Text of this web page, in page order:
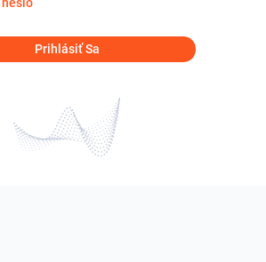
Prihlásiť Sa